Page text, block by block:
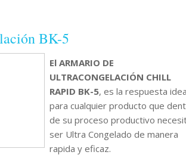
BK-5
El ARMARIO DE
ULTRACONGELACIÓN CHILL
RAPID BK-5, es la respuesta
para cualquier producto que
de su proceso productivo
ser Ultra Congelado de manera
rapida y eficaz.